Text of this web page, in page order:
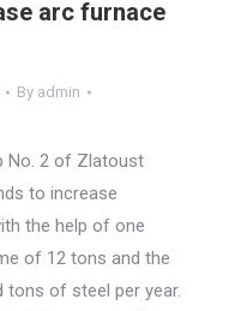
arc furnace
By admin
No. 2 of Zlatoust
to increase
the help of one
of 12 tons and the
of steel per year.